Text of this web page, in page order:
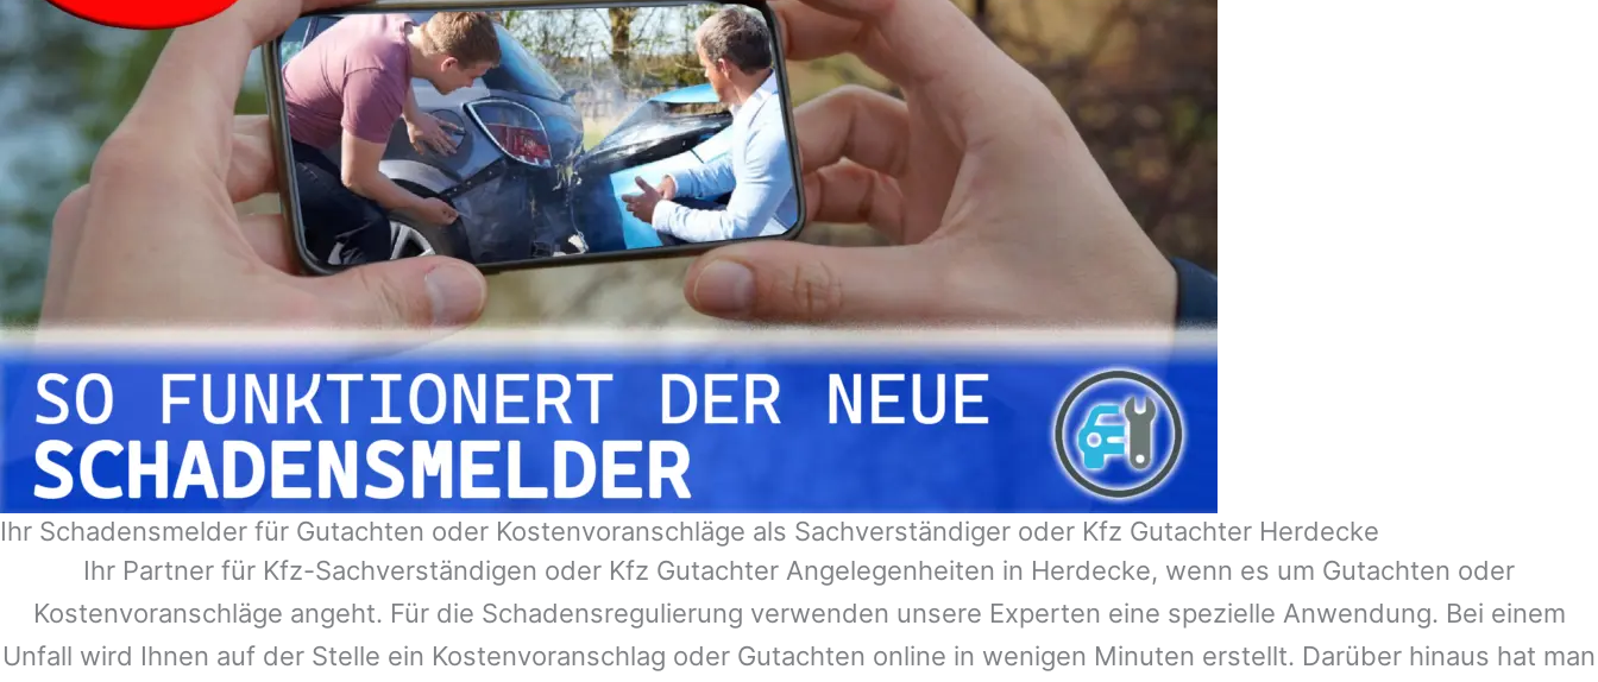
Ihr Schadensmelder für Gutachten oder Kostenvoranschläge als Sachverständiger oder Kfz Gutachter Herdecke
Ihr Partner für Kfz-Sachverständigen oder Kfz Gutachter Angelegenheiten in Herdecke, wenn es um Gutachten oder
Kostenvoranschläge angeht. Für die Schadensregulierung verwenden unsere Experten eine spezielle Anwendung. Bei einem
Unfall wird Ihnen auf der Stelle ein Kostenvoranschlag oder Gutachten online in wenigen Minuten erstellt. Darüber hinaus hat man